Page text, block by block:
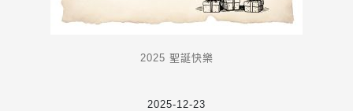
2025 聖誕快樂
2025-12-23